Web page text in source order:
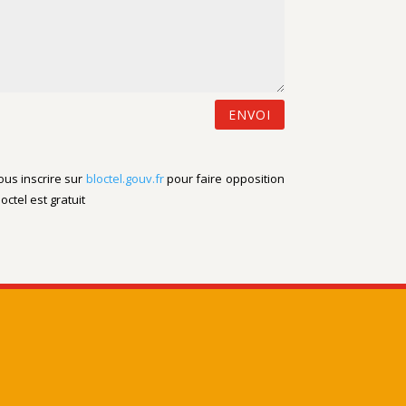
ENVOI
inscrire sur bloctel.gouv.frpour faire opposition
est gratuit